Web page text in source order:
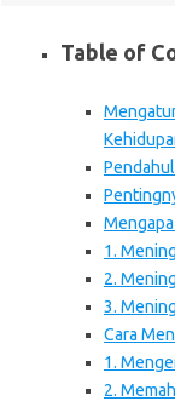
Table of
1.
2.
3.
Cara
1.
2.